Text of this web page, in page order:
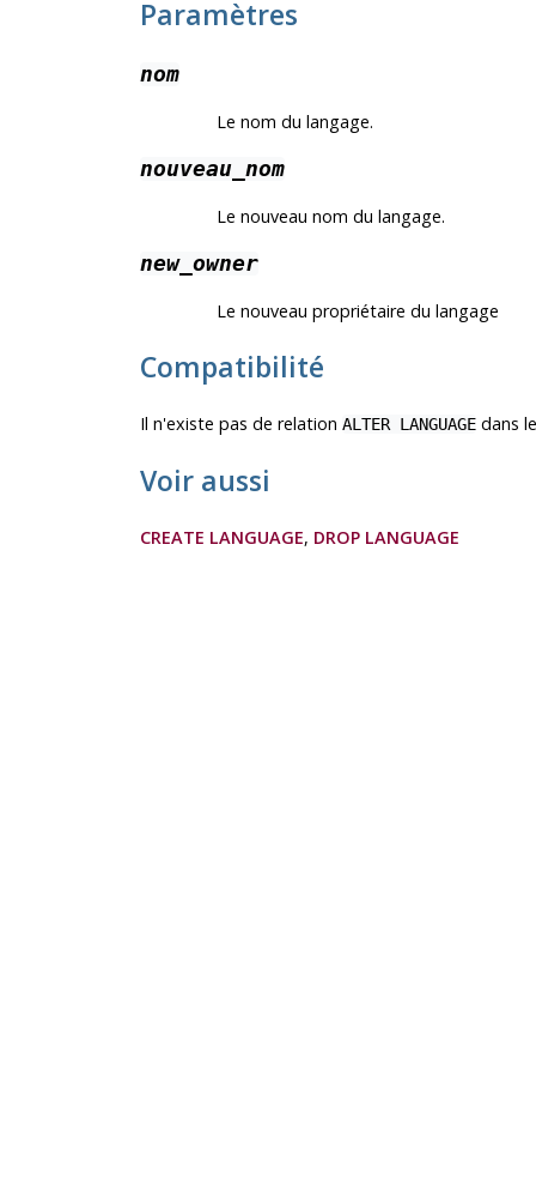
Paramètres
nom
Le nom du langage.
nouveau_nom
Le nouveau nom du langage.
new_owner
Le nouveau propriétaire du langage
Compatibilité
Il n'existe pas de relation ALTER LANGUAGEdans
Voir aussi
CREATE LANGUAGE, DROP LANGUAGE